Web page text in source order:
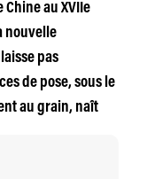
au XVIIe
nouvelle
pas
de pose, sous le
au grain, naît